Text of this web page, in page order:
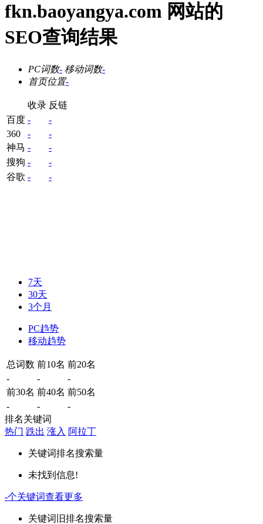
fkn.baoyangya.com 网站的
SEO查询结果
PC词数- 移动词数-
首页位置-
收录 反链
百度 -
-
360
-
-
神马 -
-
搜狗 -
-
谷歌 - -
7天
30天
3个月
PC趋势
移动趋势
总词数 前10名 前20名
-
-
-
前30名 前40名 前50名
-
-
-
排名关键词
热门 跌出 涨入 阿拉丁
关键词排名搜索量
未找到信息!
-个关键词查看更多
关键词 旧排名搜索量